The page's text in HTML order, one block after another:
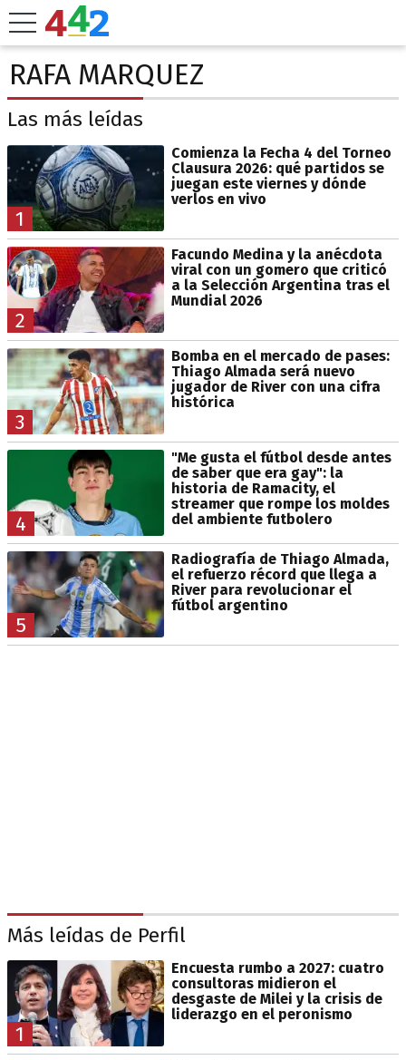
RAFA MARQUEZ
Las más leídas
1
Comienza la Fecha 4 del Torneo
Clausura 2026: qué partidos se
juegan este viernes y dónde
verlos en vivo
2
Facundo Medina y la anécdota
viral con un gomero que criticó
a la Selección Argentina tras el
Mundial 2026
3
Bomba en el mercado de pases:
Thiago Almada será nuevo
jugador de River con una cifra
histórica
4
"Me gusta el fútbol desde antes
de saber que era gay": la
historia de Ramacity, el
streamer que rompe los moldes
del ambiente futbolero
5
Radiografía de Thiago Almada,
el refuerzo récord que llega a
River para revolucionar el
fútbol argentino
Más leídas de Perfil
1
Encuesta rumbo a 2027: cuatro
consultoras midieron el
desgaste de Milei y la crisis de
liderazgo en el peronismo